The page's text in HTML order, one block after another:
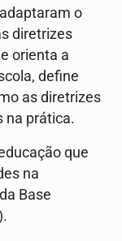
o
diretrizes
orienta a
define
as diretrizes
na prática.
que
na
Base